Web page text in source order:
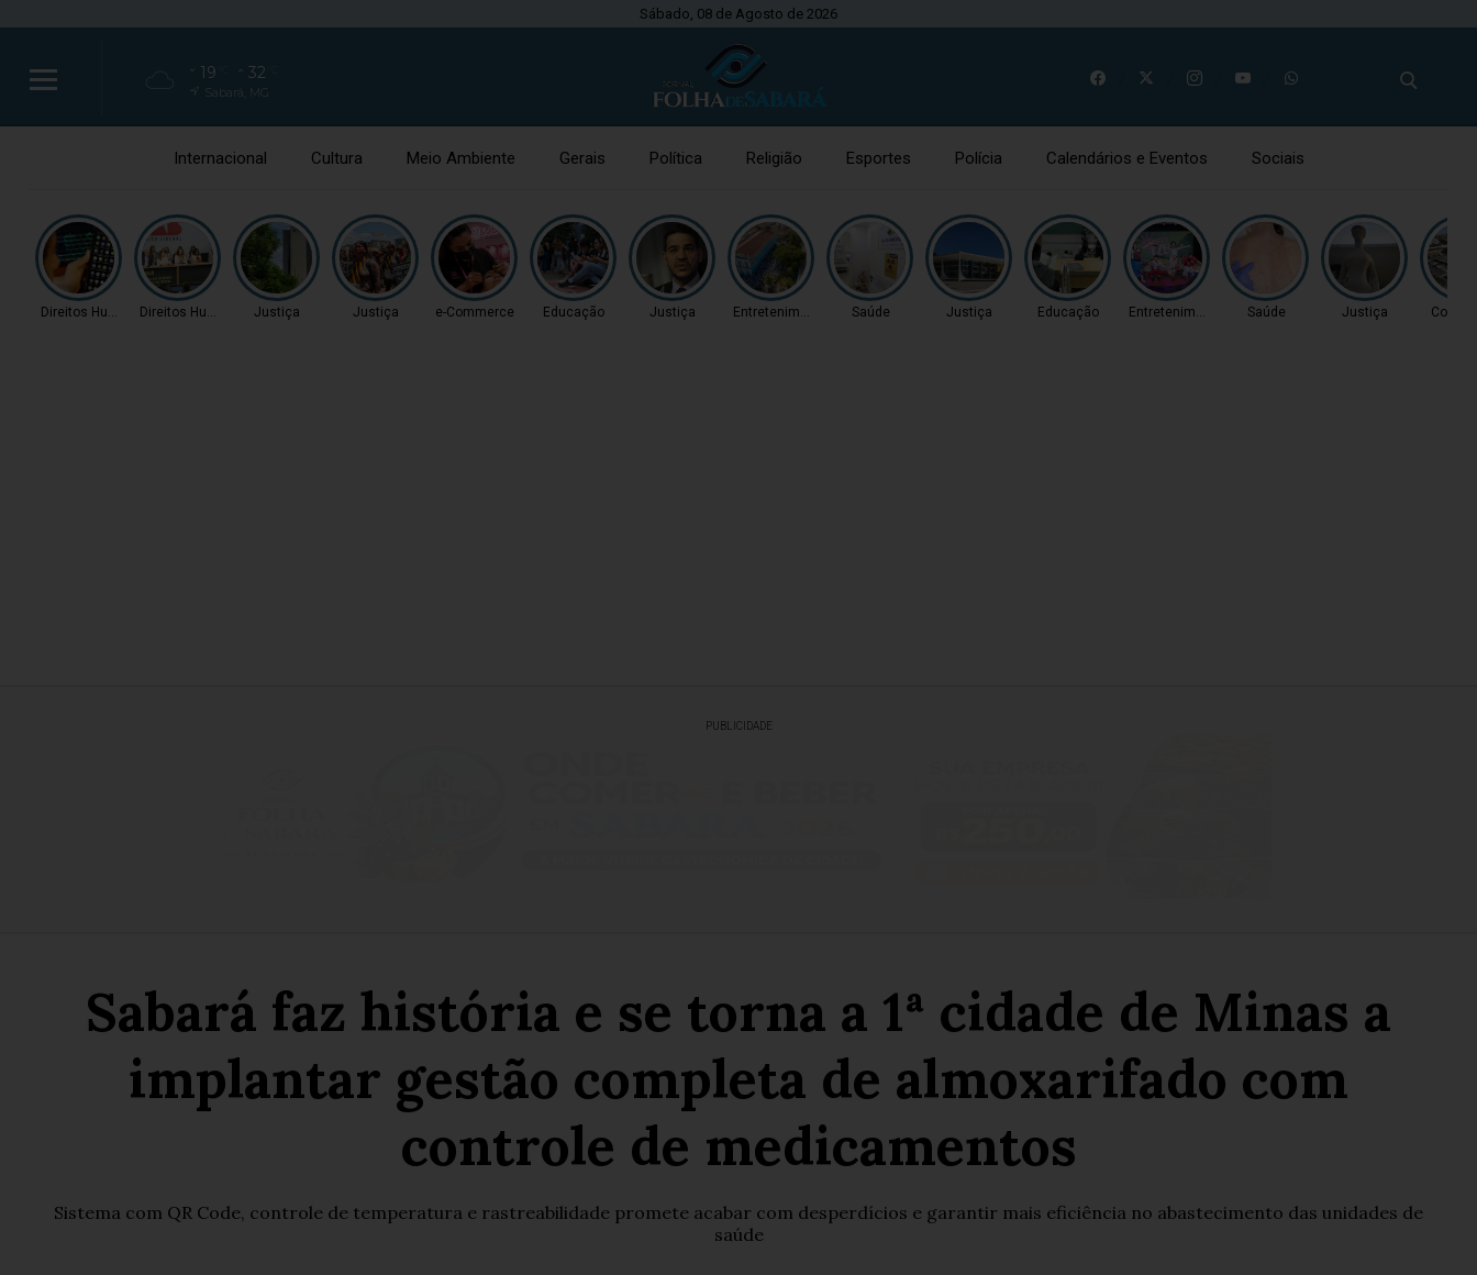
Sábado, 08 de Agosto de 2026
19 32
Sabará, MG
Internacional Cultura Meio Ambiente Gerais Política Religião Esportes Polícia Calendários e Eventos Sociais
Direitos HumanosDireitos Humanos Justiça Justiça e-Commerce Educação Justiça Entretenimento Saúde Justiça Educação Entretenimento Saúde Justiça Coluna
PUBLICIDADE
Sabará faz história e se torna a 1ª cidade de Minas a
implantar gestão completa de almoxarifado com
controle de medicamentos
Sistema com QR Code, controle de temperatura e rastreabilidade promete acabar com desperdícios e garantir mais eficiência no abastecimento das unidades de
saúde